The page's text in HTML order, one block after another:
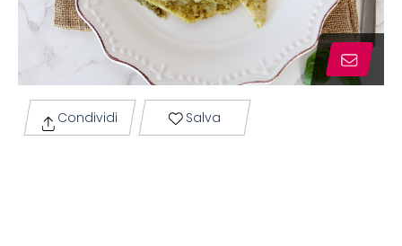
Condividi Salva